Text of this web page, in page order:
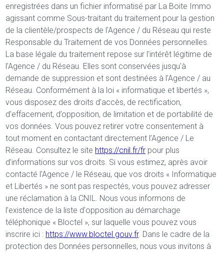
enregistrées dans un fichier informatisé par La Boite Immo
agissant comme Sous-traitant du traitement pour la gestion
de la clientèle/prospects de l'Agence / du Réseau qui reste
Responsable du Traitement de vos Données personnelles.
La base légale du traitement repose sur l'intérêt légitime de
l'Agence / du Réseau. Elles sont conservées jusqu'à
demande de suppression et sont destinées à l'Agence / au
Réseau. Conformément à la loi « informatique et libertés »,
vous disposez des droits d’accès, de rectification,
d’effacement, d’opposition, de limitation et de portabilité de
vos données. Vous pouvez retirer votre consentement à
tout moment en contactant directement l’Agence / Le
Réseau. Consultez le site https://cnil.fr/fr pour plus
d’informations sur vos droits. Si vous estimez, après avoir
contacté l'Agence / le Réseau, que vos droits « Informatique
et Libertés » ne sont pas respectés, vous pouvez adresser
une réclamation à la CNIL. Nous vous informons de
l’existence de la liste d'opposition au démarchage
téléphonique « Bloctel », sur laquelle vous pouvez vous
inscrire ici : https://www.bloctel.gouv.fr. Dans le cadre de la
protection des Données personnelles, nous vous invitons à